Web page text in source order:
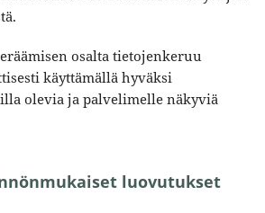
osalta tietojenkeruu
käyttämällä hyväksi
olevia ja palvelimelle näkyviä
luovutukset